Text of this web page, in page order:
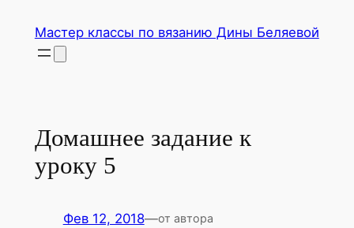
содержимому
Мастер классы по вязанию Дины Беляевой
Домашнее задание к
уроку 5
Фев 12, 2018—от автора